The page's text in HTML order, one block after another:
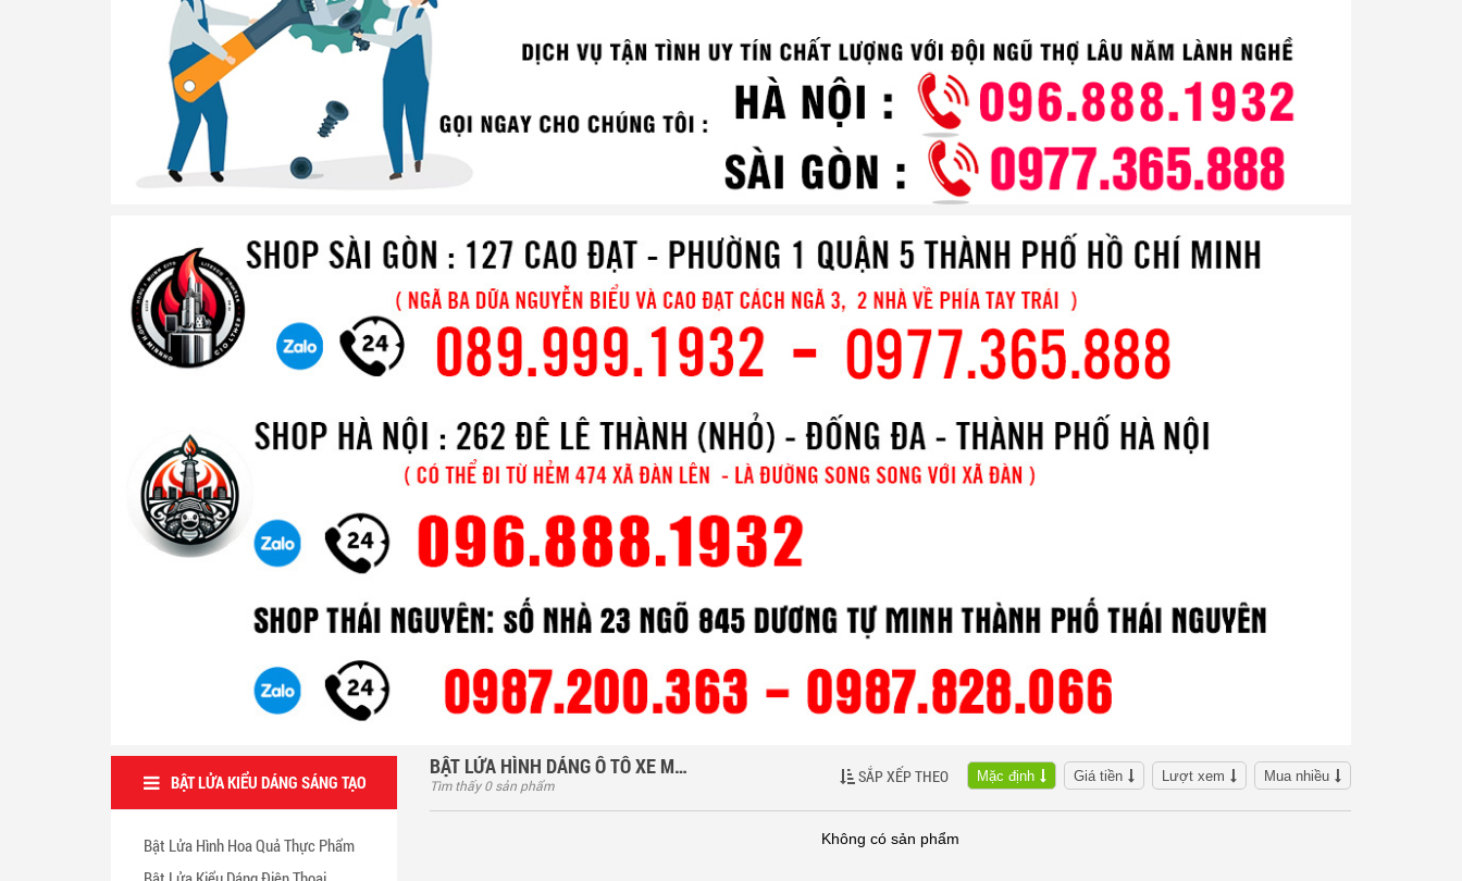
BẬT LỬA HÌNH DÁNG Ô TÔ XE MÁY - XE ĐẠP
Tìm thấy 0 sản phẩm SẮP XẾP THEO Mặc định Giá tiền Lượt xem Mua nhiều
Không có sản phẩm
BẬT LỬA KIỂU DÁNG SÁNG TẠO
Bật Lửa Hình Hoa Quả Thực Phẩm